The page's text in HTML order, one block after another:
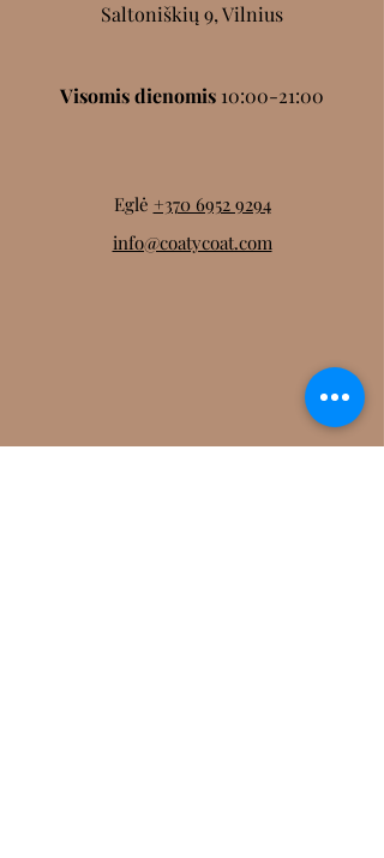
Saltoniškių 9, Vilnius
Visomis dienomis 10:00-21:00
Eglė +370 6952 9294
info@coatycoat.com